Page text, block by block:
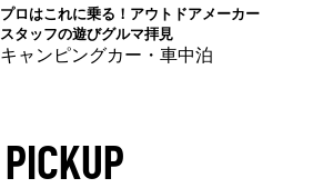
プロはこれに乗る！アウトドアメーカー
スタッフの遊びグルマ拝見
キャンピングカー・車中泊
PICKUP